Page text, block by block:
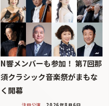
N響メンバーも参加！ 第7回那
須クラシック音楽祭がまもな
く開幕